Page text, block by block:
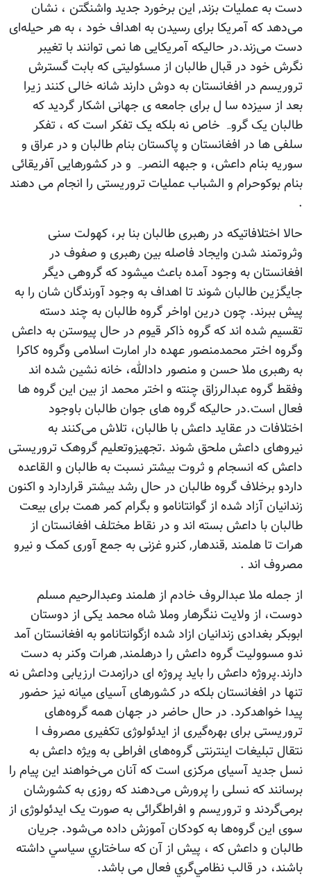
دست به عملیات بزند, این برخورد جدید واشنگتن ، نشان
می‌دهد که آمریکا برای رسیدن به اهداف خود ، به هر حیله‌ای
دست می‌زند.در حالیکه آمریکایی ها نمی توانند با تغیبر
نگرش خود در قبال طالبان از مسئولیتی که بابت گسترش
تروریسم در افغانستان به دوش دارند شانه خالی کنند زیرا
بعد از سیزده سا ل برای جامعه ی جهانی اشکار گردید که
طالبان یک گروہ خاص نه بلکه یک تفکر است که ، تفکر
سلفی ها در افغانستان و پاکستان بنام طالبان و در عراق و
سوریه بنام داعش، و جبهه النصرہ و در کشورھایی آفریقائی
بنام بوکوحرام و الشباب عملیات تروریستی را انجام می دھند
.
حالا اختلافاتیکه در رهبری طالبان بنا بر، کهولت سنی
وثروتمند شدن وایجاد فاصله بین رهبری و صفوف در
افغانستان به وجود آمده باعث میشود که گروهی دیگر
جایگزین طالبان شوند تا اهداف به وجود آورندگان شان را به
پیش ببرند. چون درین اواخر گروه طالبان به چند دسته
تقسیم شده اند که گروه ذاکر قیوم در حال پیوستن به داعش
وگروه اختر محمدمنصور عهده دار امارت اسلامی وگروه کاکرا
به رهبری ملا حسن و منصور دادالله، خانه نشین شده اند
وفقط گروه عبدالرزاق چنته و اختر محمد از بین این گروه ها
فعال است.در حالیکه گروه های جوان طالبان باوجود
اختلافات در عقاید داعش با طالبان، تلاش می‌کنند به
نیروهای داعش ملحق شوند .تجهیزوتعلیم گروهک تروریستی
داعش که انسجام و ثروت بیشتر نسبت به طالبان و القاعده
داردو برخلاف گروه طالبان در حال رشد بیشتر قراردارد و اکنون
زندانیان آزاد شده از گوانتانامو و بگرام کمر همت برای بیعت
طالبان با داعش بسته اند و در نقاط مختلف افغانستان از
هرات تا هلمند ,قندهار, کنرو غزنی به جمع آوری کمک و نیرو
مصروف اند .
از جمله ملا عبدالروف خادم از هلمند وعبدالرحیم مسلم
دوست، از ولایت ننگرهار وملا شاه محمد یکی از دوستان
ابوبکر بغدادی زندانیان ازاد شده ازگوانتانامو به افغانستان آمد
ندو مسوولیت گروه داعش را درهلمند, هرات وکنر به دست
دارند.پروژه داعش را باید پروژه ای درازمدت ارزیابی وداعش نه
تنها در افغانستان بلکه در کشورهای آسیای میانه نیز حضور
پیدا خواهدکرد. در حال حاضر در جهان همه گروه‌های
تروریستی برای بهره‌گیری از ایدئولوژی تکفیری مصروف ا
نتقال تبلیغات اینترنتی گروه‌های افراطی به ویژه داعش به
نسل جدید آسیای مرکزی است که آنان می‌خواهند این پیام را
برسانند که نسلی را پرورش می‌دهند که روزی به کشورشان
برمی‌گردند و تروریسم و افراطگرائی به صورت یک ایدئولوژی از
سوی این گروه‌ها به کودکان آموزش داده می‌شود. جريان
طالبان و داعش که ، پيش از آن كه ساختاري سياسي داشته
باشند، در قالب نظامي‌گري فعال می باشد.